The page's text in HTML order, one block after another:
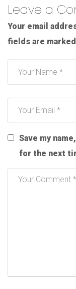
Leave a
Your email
fields are marked
Save my
for the next